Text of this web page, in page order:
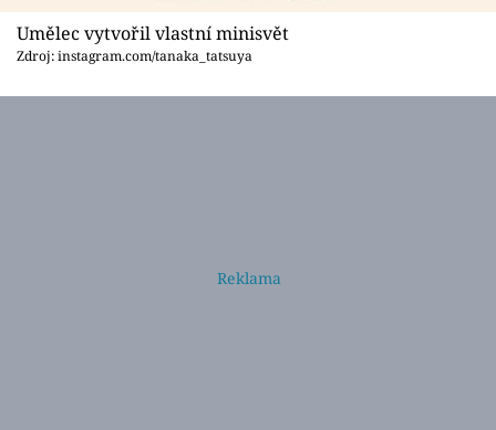
Umělec vytvořil vlastní minisvět
Zdroj: instagram.com/tanaka_tatsuya